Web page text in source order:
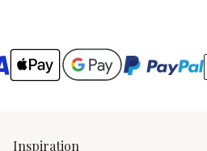
Inspiration